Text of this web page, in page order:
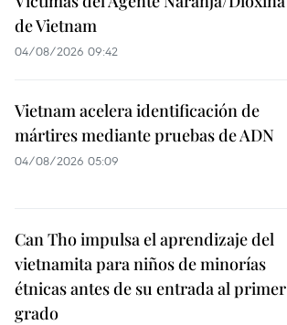
de Vietnam
04/08/2026 09:42
Vietnam acelera identificación de
mártires mediante pruebas de ADN
04/08/2026 05:09
Can Tho impulsa el aprendizaje del
vietnamita para niños de minorías
étnicas antes de su entrada al primer
grado